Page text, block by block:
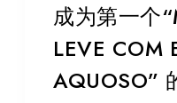
成为第一个
LEVE COM
AQUOSO”